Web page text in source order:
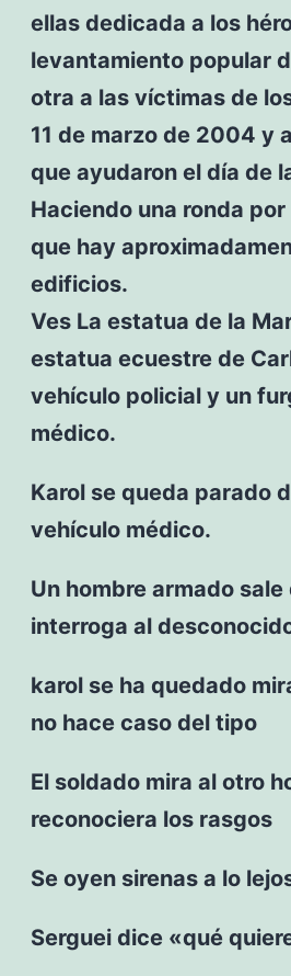
ellas dedicada a los
levantamiento popular
otra a las víctimas de
11 de marzo de 2004 y
que ayudaron el día de
Haciendo una ronda
que hay
edificios.
Ves La estatua de la
estatua ecuestre de
vehículo policial y un
médico.
Karol se queda parado
vehículo médico.
Un hombre armado
interroga al
karol se ha quedado
no hace caso del tipo
El soldado mira al otro
reconociera los rasgos
Se oyen sirenas a lo
Serguei dice «qué